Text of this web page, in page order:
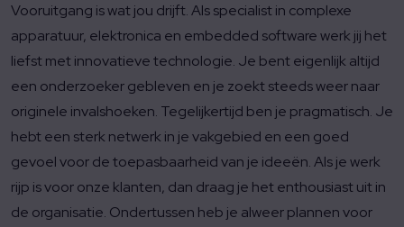
Vooruitgang is wat jou drijft. Als specialist in complexe
apparatuur, elektronica en embedded software werk jij het
liefst met innovatieve technologie. Je bent eigenlijk altijd
een onderzoeker gebleven en je zoekt steeds weer naar
originele invalshoeken. Tegelijkertijd ben je pragmatisch. Je
hebt een sterk netwerk in je vakgebied en een goed
gevoel voor de toepasbaarheid van je ideeën. Als je werk
rijp is voor onze klanten, dan draag je het enthousiast uit in
de organisatie. Ondertussen heb je alweer plannen voor